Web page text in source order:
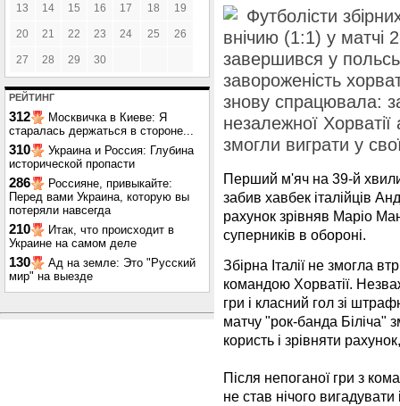
13 14 15 16 17 18 19
20 21 22 23 24 25 26
27 28 29 30
РЕЙТИНГ
312
Москвичка в Киеве: Я
старалась держаться в стороне...
310
Украина и Россия: Глубина
исторической пропасти
286
Россияне, привыкайте:
Перед вами Украина, которую вы
потеряли навсегда
210
Итак, что происходит в
Украине на самом деле
130
Ад на земле: Это "Русский
мир" на выезде
Футболісти
внічию (1:1) у матчі
завершився у
завороженість
знову спрацювала:
незалежної
змогли виграти у
Перший м'яч на 39-й
забив хавбек італійців
рахунок зрівняв Маріо
суперників в обороні.
Збірна Італії не змогла
командою Хорватії.
гри і класний гол зі
матчу "рок-банда Біліча"
користь і зрівняти
Після непоганої гри з
не став нічого